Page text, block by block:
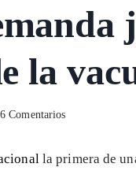
la
Comentarios
la primera de